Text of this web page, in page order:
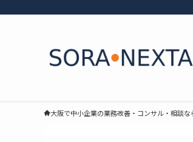
大阪で中小企業の業務改善・コンサル・相談な